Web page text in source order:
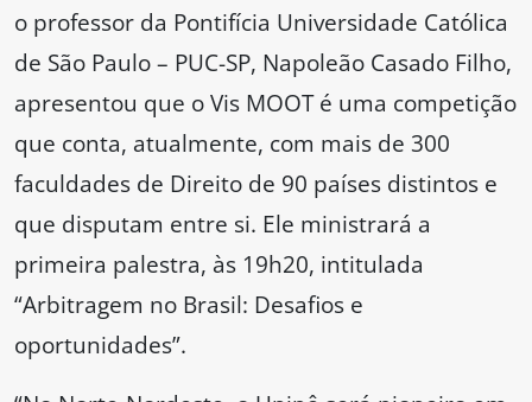
o professor da Pontifícia Universidade Católica
de São Paulo – PUC-SP, Napoleão Casado Filho,
apresentou que o Vis MOOT é uma competição
que conta, atualmente, com mais de 300
faculdades de Direito de 90 países distintos e
que disputam entre si. Ele ministrará a
primeira palestra, às 19h20, intitulada
“Arbitragem no Brasil: Desafios e
oportunidades”.